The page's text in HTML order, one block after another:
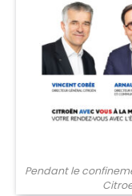
Pendant le